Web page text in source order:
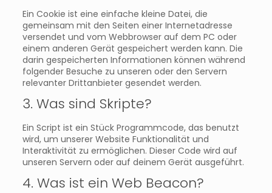
Ein Cookie ist eine einfache kleine Datei, die
gemeinsam mit den Seiten einer Internetadresse
versendet und vom Webbrowser auf dem PC oder
einem anderen Gerät gespeichert werden kann. Die
darin gespeicherten Informationen können während
folgender Besuche zu unseren oder den Servern
relevanter Drittanbieter gesendet werden.
3. Was sind Skripte?
Ein Script ist ein Stück Programmcode, das benutzt
wird, um unserer Website Funktionalität und
Interaktivität zu ermöglichen. Dieser Code wird auf
unseren Servern oder auf deinem Gerät ausgeführt.
4. Was ist ein Web Beacon?